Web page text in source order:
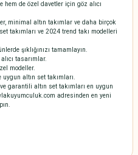
de özel davetler için göz alıcı
minimal altın takımlar ve daha birçok
takımları ve 2024 trend takı modelleri
şıklığınızı tamamlayın.
tasarımlar.
modeller.
altın set takımları.
garantili altın set takımları en uygun
adresinden en yeni